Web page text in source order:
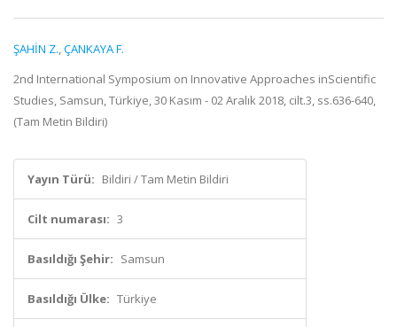
ŞAHİN Z.,ÇANKAYA F.
2nd International Symposium on Innovative Approaches inScientific
Studies, Samsun, Türkiye, 30 Kasım - 02 Aralık 2018, cilt.3, ss.636-640,
(Tam Metin Bildiri)
Yayın Türü: Bildiri / Tam Metin Bildiri
Cilt numarası: 3
Basıldığı Şehir: Samsun
Basıldığı Ülke: Türkiye